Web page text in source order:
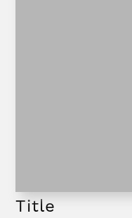
Title